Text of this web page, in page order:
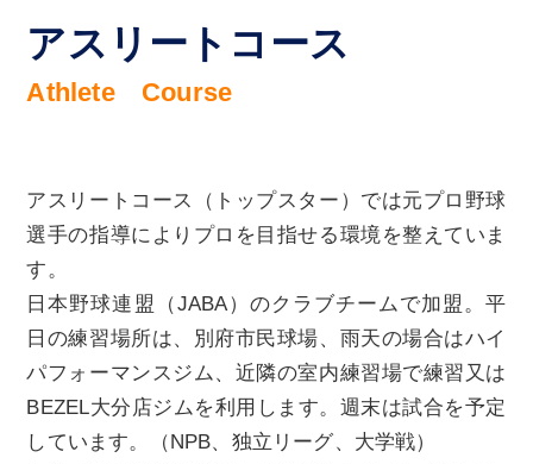
アスリートコース
Athlete Course
アスリートコース（トップスター）では元プロ野球
選手の指導によりプロを目指せる環境を整えていま
す。
日本野球連盟（JABA）のクラブチームで加盟。平
日の練習場所は、別府市民球場、雨天の場合はハイ
パフォーマンスジム、近隣の室内練習場で練習又は
BEZEL大分店ジムを利用します。週末は試合を予定
しています。（NPB、独立リーグ、大学戦）